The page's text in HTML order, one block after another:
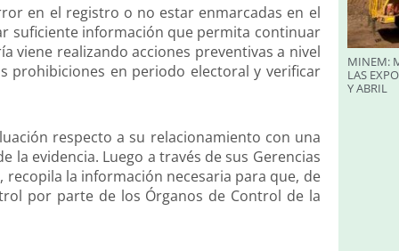
en el registro o no estar enmarcadas en el
suficiente información que permita continuar
viene realizando acciones preventivas a nivel
prohibiciones en periodo electoral y verificar
respecto a su relacionamiento con una
evidencia. Luego a través de sus Gerencias
la información necesaria para que, de
por parte de los Órganos de Control de la
MINEM:
LAS
Y ABRIL